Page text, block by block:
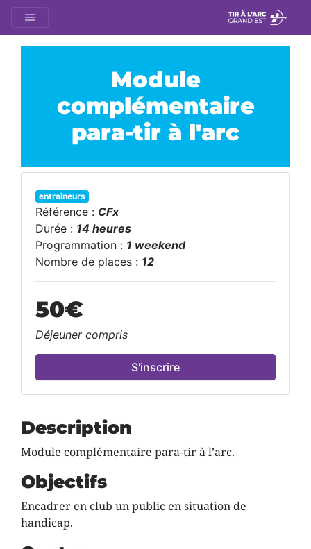
Module
complémentaire
para-tir à l'arc
entraîneurs
Référence : CFx
Durée : 14 heures
Programmation : 1 weekend
Nombre de places : 12
50€
Déjeuner compris
S'inscrire
Description
Module complémentaire para-tir à l’arc.
Objectifs
Encadrer en club un public en situation de
handicap.